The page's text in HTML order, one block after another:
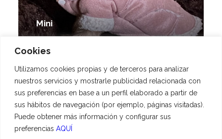
Cookies
Utilizamos cookies propias y de terceros para analizar
nuestros servicios y mostrarle publicidad relacionada con
sus preferencias en base a un perfil elaborado a partir de
sus hábitos de navegación (por ejemplo, páginas visitadas).
Puede obtener más información y configurar sus
preferencias AQUÍ
Mini